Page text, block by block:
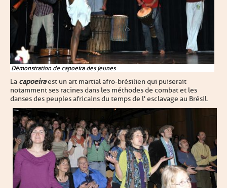
Démonstration de capoeira des jeunes
La capoeiraest un art martial afro-brésilienqui puiserait
notamment ses racines dans les méthodes de combat et les
danses des peuples africains du temps de l' esclavage au Brésil.